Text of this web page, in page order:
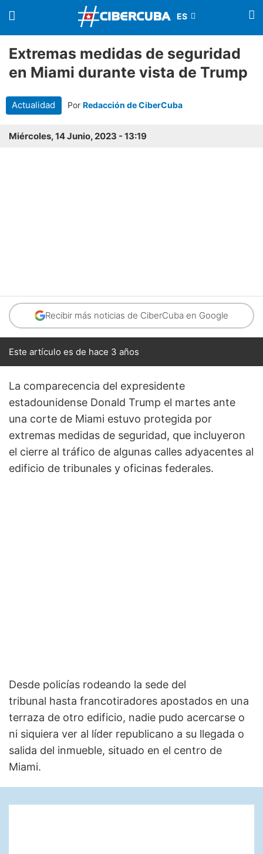
Extremas medidas de seguridad
en Miami durante vista de Trump
Actualidad Por Redacción de CiberCuba
Miércoles, 14 Junio, 2023 - 13:19
Recibir más noticias de CiberCuba en Google
Este artículo es de hace 3 años
La comparecencia del expresidente
estadounidense Donald Trump el martes ante
una corte de Miami estuvo protegida por
extremas medidas de seguridad, que incluyeron
el cierre al tráfico de algunas calles adyacentes al
edificio de tribunales y oficinas federales.
Desde policías rodeando la sede del
tribunal hasta francotiradores apostados en una
terraza de otro edificio, nadie pudo acercarse o
ni siquiera ver al líder republicano a su llegada o
salida del inmueble, situado en el centro de
Miami.